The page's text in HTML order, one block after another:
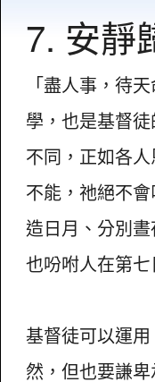
7. 安靜
「盡人事，待
學，也是基督
不同，正如各
不能，祂絕不
造日月、分別
也吩咐人在第七
基督徒可以運
然，但也要謙